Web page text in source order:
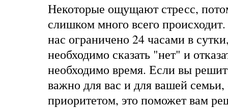
Некоторые ощущают стресс,
слишком много всего
нас ограничено 24 часами в
необходимо сказать "нет" и
необходимо время. Если вы
важно для вас и для вашей семьи,
приоритетом, это поможет вам